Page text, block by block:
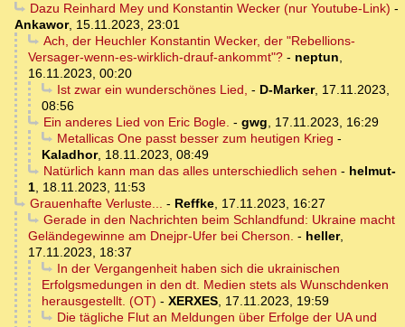
Dazu Reinhard Mey und Konstantin Wecker (nur Youtube-Link) -
Ankawor, 15.11.2023, 23:01
Ach, der Heuchler Konstantin Wecker, der "Rebellions-
Versager-wenn-es-wirklich-drauf-ankommt"? - neptun,
16.11.2023, 00:20
Ist zwar ein wunderschönes Lied, - D-Marker, 17.11.2023,
08:56
Ein anderes Lied von Eric Bogle. - gwg, 17.11.2023, 16:29
Metallicas One passt besser zum heutigen Krieg -
Kaladhor, 18.11.2023, 08:49
Natürlich kann man das alles unterschiedlich sehen - helmut-
1, 18.11.2023, 11:53
Grauenhafte Verluste... - Reffke, 17.11.2023, 16:27
Gerade in den Nachrichten beim Schlandfund: Ukraine macht
Geländegewinne am Dnejpr-Ufer bei Cherson. - heller,
17.11.2023, 18:37
In der Vergangenheit haben sich die ukrainischen
Erfolgsmedungen in den dt. Medien stets als Wunschdenken
herausgestellt. (OT) - XERXES, 17.11.2023, 19:59
Die tägliche Flut an Meldungen über Erfolge der UA und